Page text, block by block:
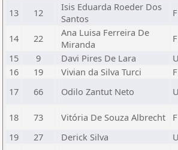
13 12
Isis Eduarda Roeder Dos
Santos
14 22
Ana Luisa Ferreira De
Miranda
15
9 Davi Pires De Lara
16
19 Vivian da Silva Turci
17
66 Odilo Zantut Neto
18 73 Vitória De Souza Albrecht
19
27 Derick Silva